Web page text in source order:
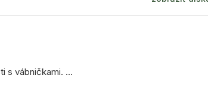
s vábničkami. ...